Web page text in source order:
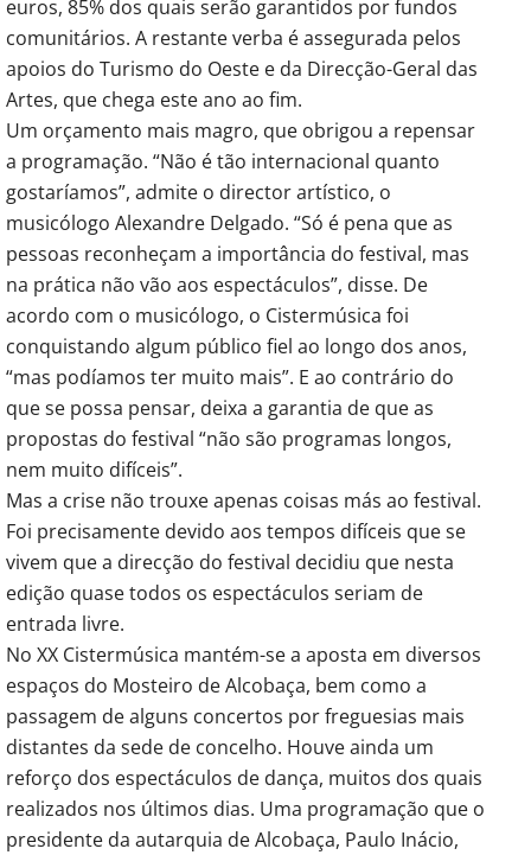
euros, 85% dos quais serão garantidos por fundos
comunitários. A restante verba é assegurada pelos
apoios do Turismo do Oeste e da Direcção-Geral das
Artes, que chega este ano ao fim.
Um orçamento mais magro, que obrigou a repensar
a programação. “Não é tão internacional quanto
gostaríamos”, admite o director artístico, o
musicólogo Alexandre Delgado. “Só é pena que as
pessoas reconheçam a importância do festival, mas
na prática não vão aos espectáculos”, disse. De
acordo com o musicólogo, o Cistermúsica foi
conquistando algum público fiel ao longo dos anos,
“mas podíamos ter muito mais”. E ao contrário do
que se possa pensar, deixa a garantia de que as
propostas do festival “não são programas longos,
nem muito difíceis”.
Mas a crise não trouxe apenas coisas más ao festival.
Foi precisamente devido aos tempos difíceis que se
vivem que a direcção do festival decidiu que nesta
edição quase todos os espectáculos seriam de
entrada livre.
No XX Cistermúsica mantém-se a aposta em diversos
espaços do Mosteiro de Alcobaça, bem como a
passagem de alguns concertos por freguesias mais
distantes da sede de concelho. Houve ainda um
reforço dos espectáculos de dança, muitos dos quais
realizados nos últimos dias. Uma programação que o
presidente da autarquia de Alcobaça, Paulo Inácio,